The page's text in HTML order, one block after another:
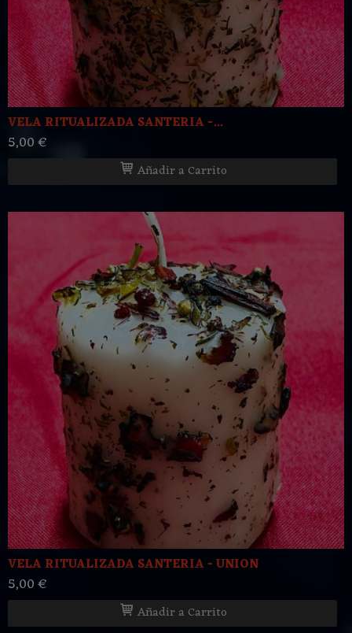
VELA RITUALIZADA SANTERIA -...
5,00 €
Añadir a Carrito
VELA RITUALIZADA SANTERIA - UNION
5,00 €
Añadir a Carrito